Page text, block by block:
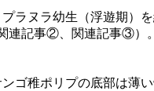
ラヌラ幼生（浮遊期）
連記事②、関連記事③）
ゴ稚ポリプの底部は薄